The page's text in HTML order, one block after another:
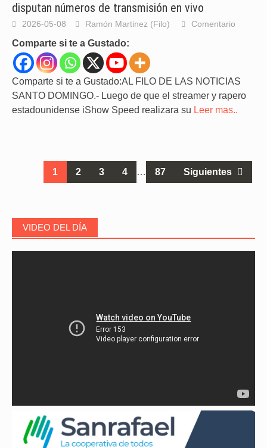
disputan números de transmisión en vivo
2026-05-08 Ramón Martinez (Filo) Comentario
Comparte si te a Gustado:
Comparte si te a Gustado:AL FILO DE LAS NOTICIAS
SANTO DOMINGO.- Luego de que el streamer y rapero
estadounidense iShow Speed realizara su Leer mas..
1 2 3 4 … 87 Siguientes
VIDEO DEL DÍA